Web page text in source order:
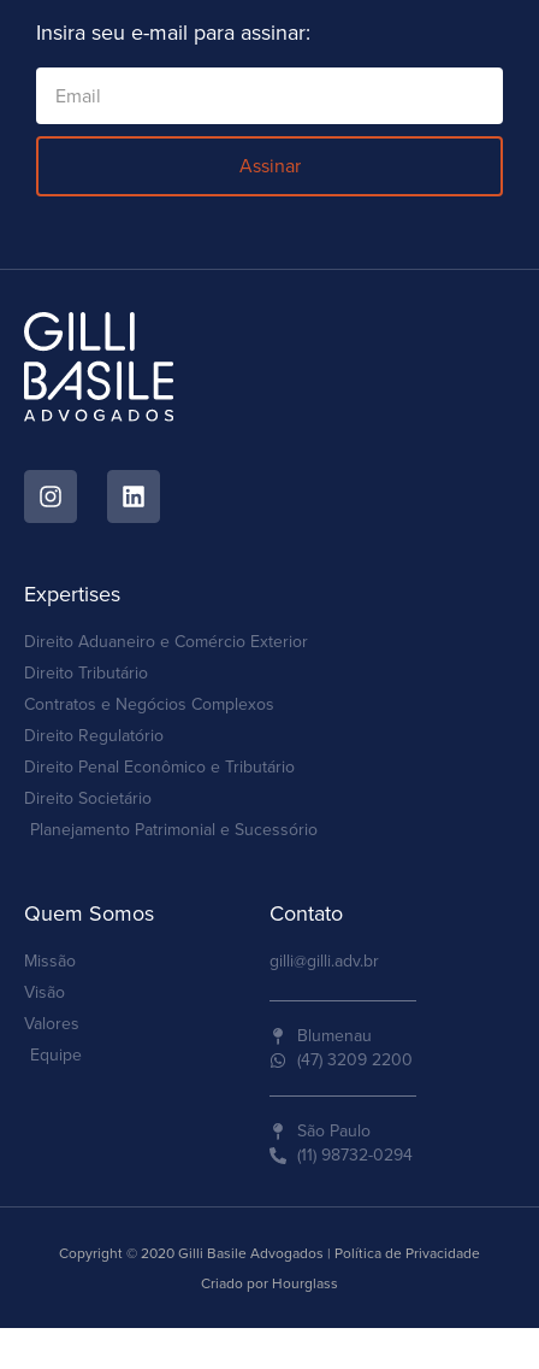
Insira seu e-mail para assinar:
Assinar
Expertises
Direito Aduaneiro e Comércio Exterior
Direito Tributário
Contratos e Negócios Complexos
Direito Regulatório
Direito Penal Econômico e Tributário
Direito Societário
Planejamento Patrimonial e Sucessório
Quem Somos
Missão
Visão
Valores
Equipe
Contato
gilli@gilli.adv.br
Blumenau
(47) 3209 2200
São Paulo
(11) 98732-0294
Copyright © 2020 Gilli Basile Advogados | Política de Privacidade
Criado por Hourglass